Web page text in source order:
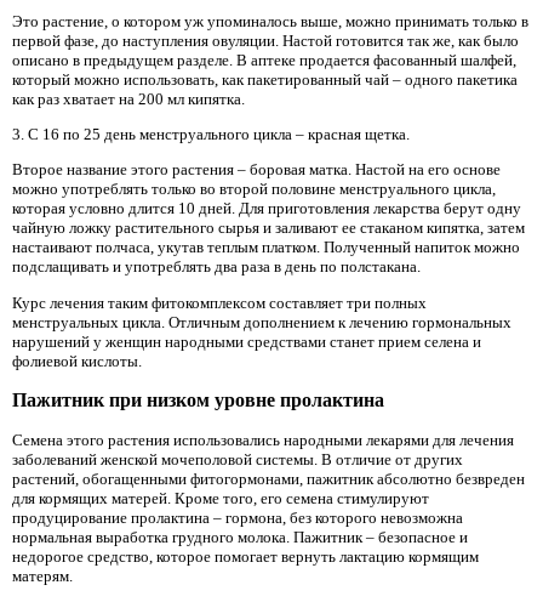
Это растение, о котором уж упоминалось выше, можно принимать только в
первой фазе, до наступления овуляции. Настой готовится так же, как было
описано в предыдущем разделе. В аптеке продается фасованный шалфей,
который можно использовать, как пакетированный чай – одного пакетика
как раз хватает на 200 мл кипятка.
3. С 16 по 25 день менструального цикла – красная щетка.
Второе название этого растения – боровая матка. Настой на его основе
можно употреблять только во второй половине менструального цикла,
которая условно длится 10 дней. Для приготовления лекарства берут одну
чайную ложку растительного сырья и заливают ее стаканом кипятка, затем
настаивают полчаса, укутав теплым платком. Полученный напиток можно
подслащивать и употреблять два раза в день по полстакана.
Курс лечения таким фитокомплексом составляет три полных
менструальных цикла. Отличным дополнением к лечению гормональных
нарушений у женщин народными средствами станет прием селена и
фолиевой кислоты.
Пажитник при низком уровне пролактина
Семена этого растения использовались народными лекарями для лечения
заболеваний женской мочеполовой системы. В отличие от других
растений, обогащенными фитогормонами, пажитник абсолютно безвреден
для кормящих матерей. Кроме того, его семена стимулируют
продуцирование пролактина – гормона, без которого невозможна
нормальная выработка грудного молока. Пажитник – безопасное и
недорогое средство, которое помогает вернуть лактацию кормящим
матерям.